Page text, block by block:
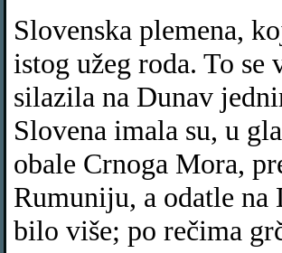
Slovenska plemena,
istog užeg roda. To se
silazila na Dunav
Slovena imala su, u
obale Crnoga Mora,
Rumuniju, a odatle na
bilo više; po rečima